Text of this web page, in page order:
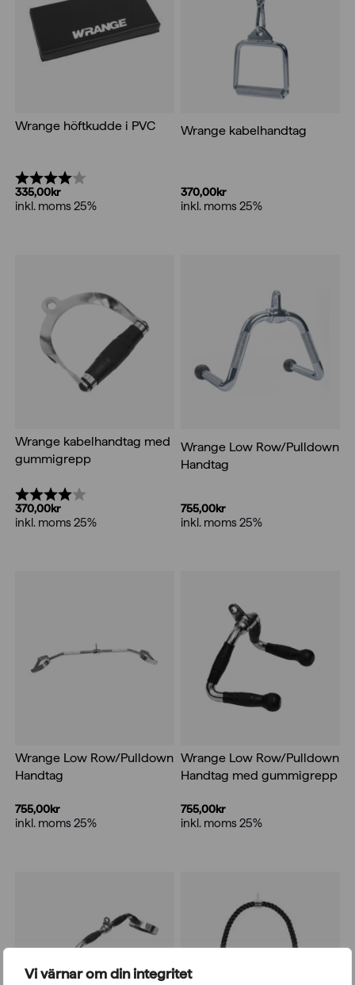
Vi värnar om din integritet
Wrange höftkudde i PVC
Betyg:
335,00kr
inkl. moms 25%
Wrange kabelhandtag
370,00kr
inkl. moms 25%
Wrange kabelhandtag med
gummigrepp
Betyg:
370,00kr
inkl. moms 25%
Wrange Low Row/Pulldown
Handtag
755,00kr
inkl. moms 25%
Wrange Low Row/Pulldown
Handtag
755,00kr
inkl. moms 25%
Wrange Low Row/Pulldown
Handtag med gummigrepp
755,00kr
inkl. moms 25%